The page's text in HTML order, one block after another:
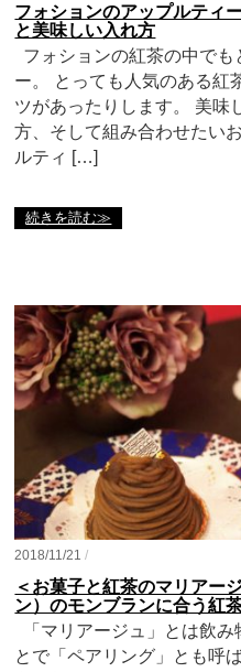
フォションのアップルティ
と美味しい入れ方
フォションの紅茶の中で
ー。 とっても人気のある紅
ツがあったりします。 美味
方、そして組み合わせたい
ルティ […]
続きを読む≫
2018/11/21/
＜お菓子と紅茶のマリアー
ン）のモンブランに合う紅
「マリアージュ」とは飲み
とで「ペアリング」とも呼